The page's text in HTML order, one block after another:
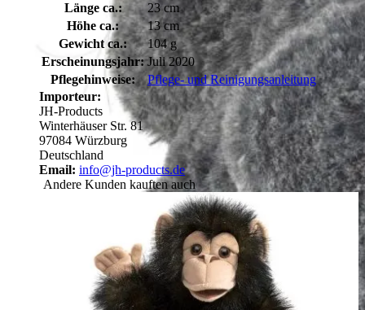
Länge ca.:
23 cm
Höhe ca.:
13 cm
Gewicht ca.:
104 g
Erscheinungsjahr: Juli 2020
Pflegehinweise:
Pflege- und Reinigungsanleitung
Importeur:
JH-Products
Winterhäuser Str. 81
97084 Würzburg
Deutschland
Email: info@jh-products.de
Andere Kunden kauften auch